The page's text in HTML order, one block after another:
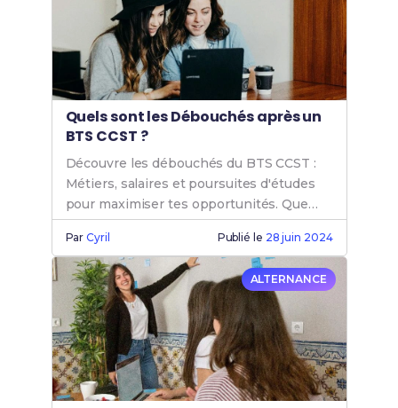
Quels sont les Débouchés après un
BTS CCST ?
Découvre les débouchés du BTS CCST :
Métiers, salaires et poursuites d'études
pour maximiser tes opportunités. Que
faire après un BTS CCST ? Réponses ici.
ParCyril Publié le 28 juin 2024
ALTERNANCE